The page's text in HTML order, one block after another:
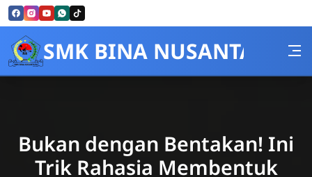
Skip to Content
SMK BINA NUSANTARA
Bukan dengan Bentakan! Ini
Trik Rahasia Membentuk